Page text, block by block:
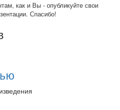
как и Вы - опубликуйте свои
Спасибо!